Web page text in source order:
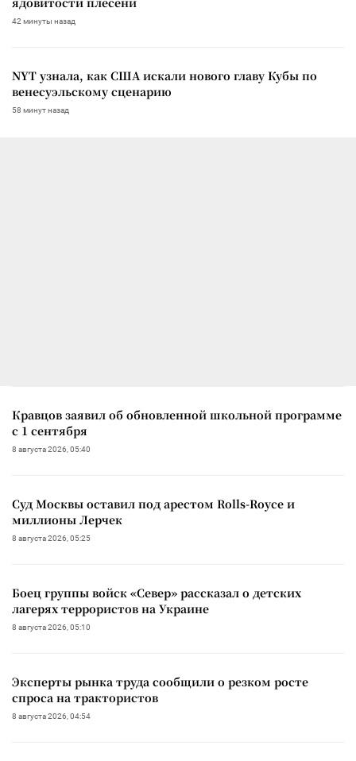
42 минуты назад
NYT узнала, как США искали нового главу Кубы по
венесуэльскому сценарию
58 минут назад
Кравцов заявил об обновленной школьной программе
с 1 сентября
8 августа 2026, 05:40
Суд Москвы оставил под арестом Rolls-Royce и
миллионы Лерчек
8 августа 2026, 05:25
Боец группы войск «Север» рассказал о детских
лагерях террористов на Украине
8 августа 2026, 05:10
Эксперты рынка труда сообщили о резком росте
спроса на трактористов
8 августа 2026, 04:54